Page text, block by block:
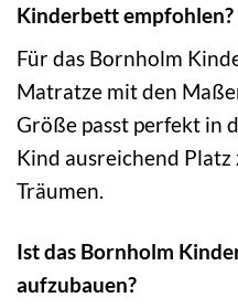
Kinderbett empfohlen?
Für das Bornholm
Matratze mit den
Größe passt perfekt in
Kind ausreichend Platz
Träumen.
Ist das Bornholm
aufzubauen?